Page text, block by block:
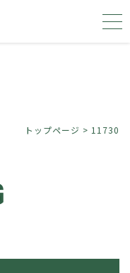
トップページ > 11730